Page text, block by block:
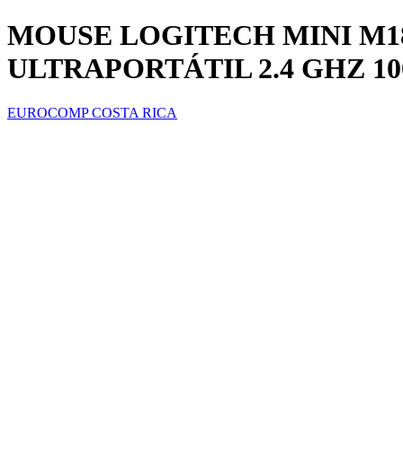
MOUSE LOGITECH MINI
ULTRAPORTÁTIL 2.4 GHZ
EUROCOMP COSTA RICA